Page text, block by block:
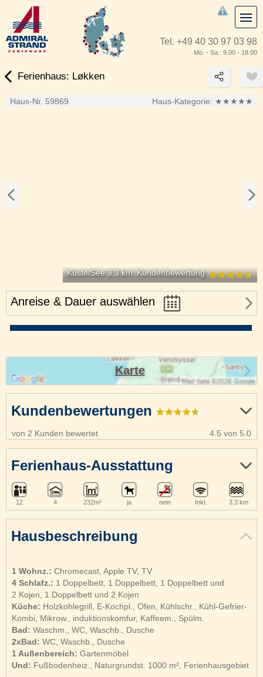
Tel. +49 40 30 97 03 98
Mo. - Sa.: 9.00 - 18.00
Ferienhaus: Løkken
Haus-Nr. 59869 Haus-Kategorie: ★★★★★
Küste/See 3,3 km Kundenbewertung
Anreise & Dauer auswählen
Hausbeschreibung
1 Wohnz.: Chromecast, Apple TV, TV
4 Schlafz.: 1 Doppelbett, 1 Doppelbett, 1 Doppelbett und
2 Kojen, 1 Doppelbett und 2 Kojen
Küche: Holzkohlegrill, E-Kochpl., Ofen, Kühlschr., Kühl-Gefrier-
Kombi, Mikrow., induktionskomfur, Kaffeem., Spülm.
Bad: Waschm., WC, Waschb., Dusche
2xBad: WC, Waschb., Dusche
1 Außenbereich: Gartenmöbel
Und: Fußbodenheiz., Naturgrundst. 1000 m², Ferienhausgebiet
Kundenbewertungen
von 2 Kunden bewertet 4.5 von 5.0
Ferienhaus-Ausstattung
12 4 232m² ja nein Inkl. 3,3 km
Karte